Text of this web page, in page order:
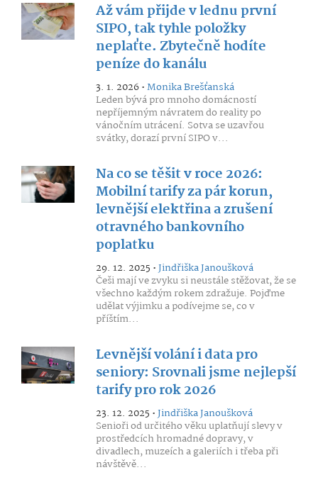
Až vám přijde v lednu první
SIPO, tak tyhle položky
neplaťte. Zbytečně hodíte
peníze do kanálu
3. 1. 2026 •Monika Brešťanská
Leden bývá pro mnoho domácností
nepříjemným návratem do reality po
vánočním utrácení. Sotva se uzavřou
svátky, dorazí první SIPO v...
Na co se těšit v roce 2026:
Mobilní tarify za pár korun,
levnější elektřina a zrušení
otravného bankovního
poplatku
29. 12. 2025 •Jindřiška Janoušková
Češi mají ve zvyku si neustále stěžovat, že se
všechno každým rokem zdražuje. Pojďme
udělat výjimku a podívejme se, co v
příštím...
Levnější volání i data pro
seniory: Srovnali jsme nejlepší
tarify pro rok 2026
23. 12. 2025 •Jindřiška Janoušková
Senioři od určitého věku uplatňují slevy v
prostředcích hromadné dopravy, v
divadlech, muzeích a galeriích i třeba při
návštěvě...